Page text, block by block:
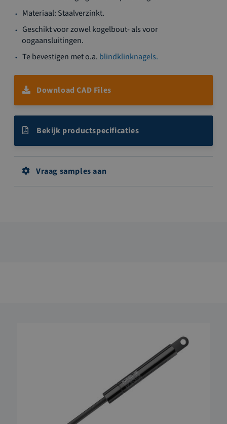
het
van
de
afbeeldingen-
Materiaal: Staalverzinkt.
Geschikt voor zowel kogelbout- als voor
oogaansluitingen.
Te bevestigen met o.a. blindklinknagels.
Download CAD Files
Bekijk productspecificaties
Vraag samples aan